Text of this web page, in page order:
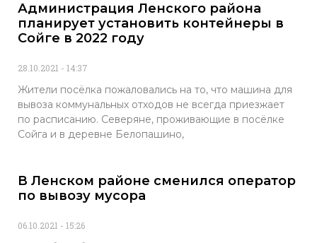
Администрация Ленского района
планирует установить контейнеры в
Сойге в 2022 году
28.10.2021 14:37
Жители посёлка пожаловались на то, что машина для
вывоза коммунальных отходов не всегда приезжает
по расписанию. Северяне, проживающие в посёлке
Сойга и в деревне Белопашино,
В Ленском районе сменился оператор
по вывозу мусора
06.10.2021 15:26